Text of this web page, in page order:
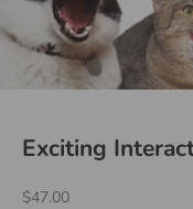
Exciting
Sale price
$47.00